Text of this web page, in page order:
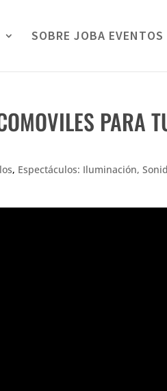
SOBRE JOBA EVENTOS
PARA
, Espectáculos: Iluminación,